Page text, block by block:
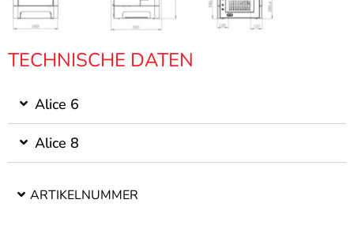
TECHNISCHE DATEN
Alice 6
Alice 8
ARTIKELNUMMER